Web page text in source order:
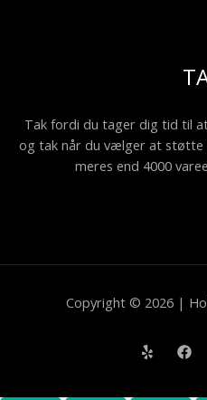
Tak fordi du tager dig tid til
og tak når du vælger at støtte
meres end 4000
Copyright © 2026 |